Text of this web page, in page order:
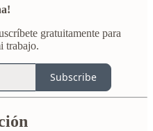
gratuitamente para
trabajo.
Subscribe